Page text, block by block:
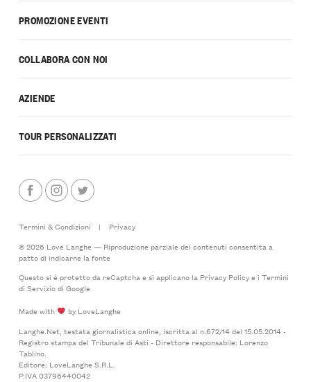
PROMOZIONE EVENTI
COLLABORA CON NOI
AZIENDE
TOUR PERSONALIZZATI
Termini & Condizioni |
Privacy
© 2026 Love Langhe — Riproduzione parziale dei contenuti consentita a
patto di indicarne la fonte
Questo si è protetto da reCaptcha e si applicano la Privacy Policye i Termini
di Serviziodi Google
Made with
by LoveLanghe
Langhe.Net, testata giornalistica online, iscritta al n.672/14 del 15.05.2014 -
Registro stampa del Tribunale di Asti - Direttore responsabile: Lorenzo
Tablino.
Editore: LoveLanghe S.R.L.
P.IVA 03796440042